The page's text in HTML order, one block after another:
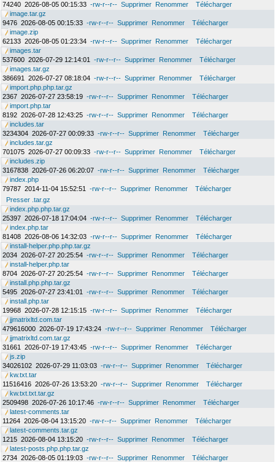
74240 2026-08-05 00:15:33 -rw-r--r-- Supprimer Renommer
Télécharger
image.tar.gz
9476 2026-08-05 00:15:33 -rw-r--r-- Supprimer Renommer
Télécharger
image.zip
62133 2026-08-05 01:23:34 -rw-r--r-- Supprimer Renommer
Télécharger
images.tar
537600 2026-07-29 12:14:01 -rw-r--r-- Supprimer Renommer
Télécharger
images.tar.gz
386691
2026-07-27 08:18:04 -rw-r--r-- Supprimer Renommer
Télécharger
import.php.php.tar.gz
2367 2026-07-27 23:58:19 -rw-r--r-- Supprimer Renommer
Télécharger
import.php.tar
8192 2026-07-28 12:43:25 -rw-r--r-- Supprimer Renommer
Télécharger
includes.tar
3234304 2026-07-27 00:09:33 -rw-r--r-- Supprimer Renommer
Télécharger
includes.tar.gz
701075 2026-07-27 00:09:33 -rw-r--r-- Supprimer Renommer
Télécharger
includes.zip
3167838 2026-07-26 06:20:07 -rw-r--r-- Supprimer Renommer
Télécharger
index.php
79787 2014-11-04 15:52:51 -rw-r--r-- Supprimer Renommer
Télécharger
Presser .tar.gz
index.php.php.tar.gz
25397 2026-07-18 17:04:04 -rw-r--r-- Supprimer Renommer
Télécharger
index.php.tar
81408 2026-08-06 14:32:03 -rw-r--r-- Supprimer Renommer
Télécharger
install-helper.php.php.tar.gz
2034 2026-07-27 20:25:54 -rw-r--r-- Supprimer Renommer
Télécharger
install-helper.php.tar
8704 2026-07-27 20:25:54 -rw-r--r-- Supprimer Renommer
Télécharger
install.php.php.tar.gz
5495 2026-07-27 23:41:01 -rw-r--r-- Supprimer Renommer
Télécharger
install.php.tar
19968 2026-07-28 12:15:15 -rw-r--r-- Supprimer Renommer
Télécharger
jjmatrixltd.com.tar
479616000 2026-07-19 17:43:24 -rw-r--r-- Supprimer Renommer
Télécharger
jjmatrixltd.com.tar.gz
31661
2026-07-19 17:43:45 -rw-r--r-- Supprimer Renommer
Télécharger
js.zip
34026102 2026-07-29 11:03:03 -rw-r--r-- Supprimer Renommer
Télécharger
kw.txt.tar
11516416 2026-07-26 13:53:20 -rw-r--r-- Supprimer Renommer
Télécharger
kw.txt.txt.tar.gz
2509498 2026-07-26 10:17:46 -rw-r--r-- Supprimer Renommer
Télécharger
latest-comments.tar
11264 2026-08-04 13:15:20 -rw-r--r-- Supprimer Renommer
Télécharger
latest-comments.tar.gz
1215 2026-08-04 13:15:20 -rw-r--r-- Supprimer Renommer
Télécharger
latest-posts.php.php.tar.gz
2734 2026-08-05 01:19:03 -rw-r--r-- Supprimer Renommer
Télécharger